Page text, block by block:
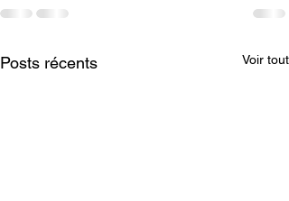
Posts récents Voir tout